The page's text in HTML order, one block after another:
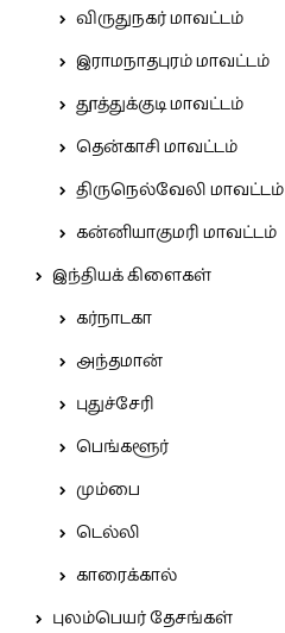
விருதுநகர் மாவட்டம்
இராமநாதபுரம் மாவட்டம்
தூத்துக்குடி மாவட்டம்
தென்காசி மாவட்டம்
திருநெல்வேலி மாவட்டம்
கன்னியாகுமரி மாவட்டம்
இந்தியக் கிளைகள்
கர்நாடகா
அந்தமான்
புதுச்சேரி
பெங்களூர்
மும்பை
டெல்லி
காரைக்கால்
புலம்பெயர் தேசங்கள்